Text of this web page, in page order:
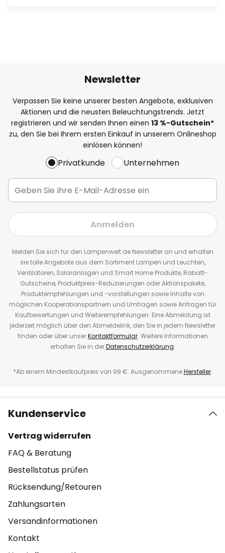
Newsletter
Verpassen Sie keine unserer besten Angebote, exklusiven
Aktionen und die neusten Beleuchtungstrends. Jetzt
registrieren und wir senden Ihnen einen 13 %-Gutschein*
zu, den Sie bei Ihrem ersten Einkauf in unserem Onlineshop
einlösen können!
Privatkunde Unternehmen
Anmelden
Melden Sie sich für den Lampenwelt.de Newsletter an und erhalten
sie tolle Angebote aus dem Sortiment Lampen und Leuchten,
Ventilatoren, Solaranlagen und Smart Home Produkte, Rabatt-
Gutscheine, Produktpreis-Reduzierungen oder Aktionspakete,
Produktempfehlungen und -vorstellungen sowie Inhalte von
möglichen Kooperationspartnern und Umfragen sowie Anfragen für
Kaufbewertungen und Weiterempfehlungen. Eine Abmeldung ist
jederzeit möglich über den Abmeldelink, den Sie in jedem Newsletter
finden oder über unserKontaktformular. Weitere Informationen
erhalten Sie in derDatenschutzerklärung.
*Ab einem Mindestkaufpreis von 99 €. AusgenommeneHersteller.
Kundenservice
Vertrag widerrufen
FAQ & Beratung
Bestellstatus prüfen
Rücksendung/Retouren
Zahlungsarten
Versandinformationen
Kontakt